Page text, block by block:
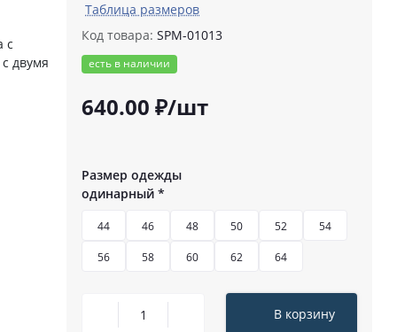
с
двумя
Таблица размеров
Код товара: SPM-01013
есть в наличии
640.00 ₽/шт
Размер одежды
одинарный *
44 46 48 50 52 54
56 58 60 62 64
В корзину